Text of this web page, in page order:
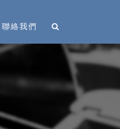
聯絡我們